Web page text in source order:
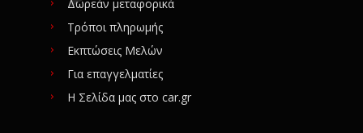
Δωρεάν μεταφορικά
Τρόποι πληρωμής
Εκπτώσεις Μελών
Για επαγγελματίες
Η Σελίδα μας στο car.gr